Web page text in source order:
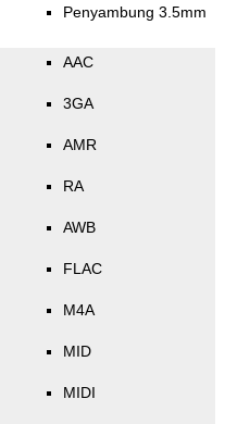
Penyambung 3.5mm
AAC
3GA
AMR
RA
AWB
FLAC
M4A
MID
MIDI